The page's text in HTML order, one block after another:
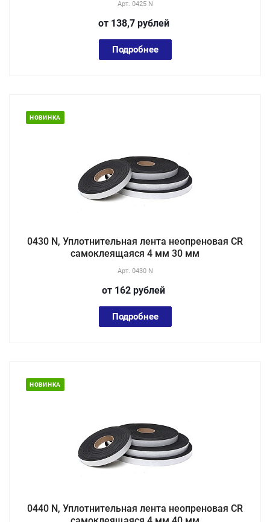
Арт. 0425 N
от 138,7 рублей
Подробнее
НОВИНКА
0430 N, Уплотнительная лента неопреновая CR
самоклеящаяся 4 мм 30 мм
Арт. 0430 N
от 162 рублей
Подробнее
НОВИНКА
0440 N, Уплотнительная лента неопреновая CR